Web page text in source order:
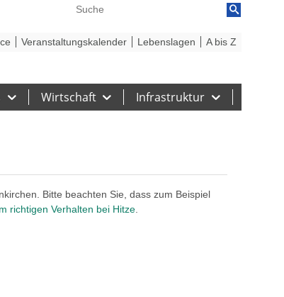
Wirtschaft Infrastruktur
Veranstaltungskalender Lebenslagen A bis Z
Bitte beachten Sie, dass zum Beispiel
richtigen Verhalten bei Hitze